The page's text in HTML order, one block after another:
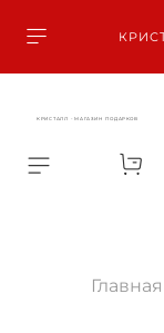
КРИСТАЛЛ - МАГАЗИН ПОДАРКОВ
Главная